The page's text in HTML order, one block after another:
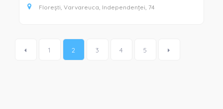
Florești, Varvareuca, Independenței, 74
1 2 3 4 5